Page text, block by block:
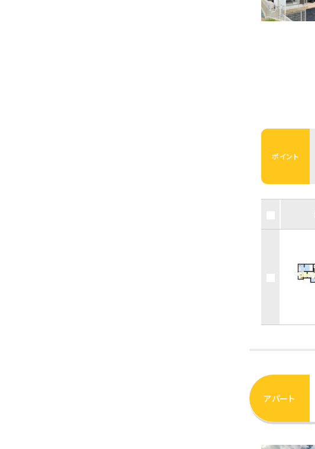
ポイント
アパート